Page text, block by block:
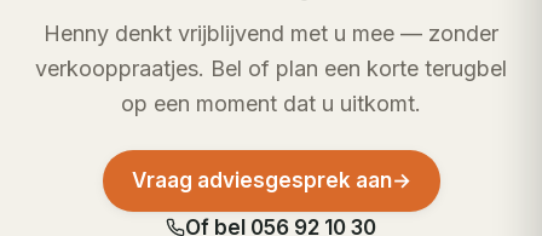
Henny denkt vrijblijvend met u mee — zonder
verkooppraatjes. Bel of plan een korte terugbel
op een moment dat u uitkomt.
Vraag adviesgesprek aan→
Of bel 056 92 10 30